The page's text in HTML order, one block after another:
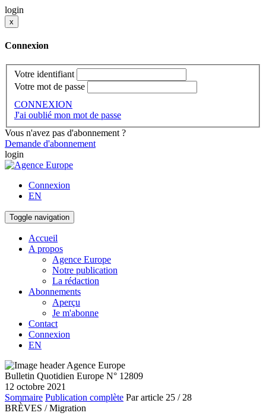
login
x
Connexion
Votre identifiant
Votre mot de passe
CONNEXION
J'ai oublié mon mot de passe
Vous n'avez pas d'abonnement ?
Demande d'abonnement
login
Connexion
EN
Toggle navigation
Accueil
A propos
Agence Europe
Notre publication
La rédaction
Abonnements
Aperçu
Je m'abonne
Contact
Connexion
EN
Bulletin Quotidien Europe N° 12809
12 octobre 2021
Sommaire Publication complète Par article 25 / 28
BRÈVES / Migration